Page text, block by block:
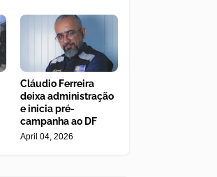
Cláudio Ferreira
deixa administração
e inicia pré-
campanha ao DF
April 04, 2026